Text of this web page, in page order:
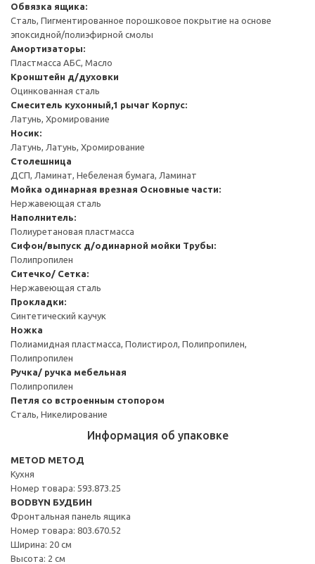
Обвязка ящика:
Сталь, Пигментированное порошковое покрытие на основе
эпоксидной/полиэфирной смолы
Амортизаторы:
Пластмасса АБС, Масло
Кронштейн д/духовки
Оцинкованная сталь
Смеситель кухонный,1 рычаг Корпус:
Латунь, Хромирование
Носик:
Латунь, Латунь, Хромирование
Столешница
ДСП, Ламинат, Небеленая бумага, Ламинат
Мойка одинарная врезная Основные части:
Нержавеющая сталь
Наполнитель:
Полиуретановая пластмасса
Сифон/выпуск д/одинарной мойки Трубы:
Полипропилен
Ситечко/ Сетка:
Нержавеющая сталь
Прокладки:
Синтетический каучук
Ножка
Полиамидная пластмасса, Полистирол, Полипропилен,
Полипропилен
Ручка/ ручка мебельная
Полипропилен
Петля со встроенным стопором
Сталь, Никелирование
Информация об упаковке
METOD МЕТОД
Кухня
Номер товара: 593.873.25
BODBYN БУДБИН
Фронтальная панель ящика
Номер товара: 803.670.52
Ширина: 20 см
Высота: 2 см